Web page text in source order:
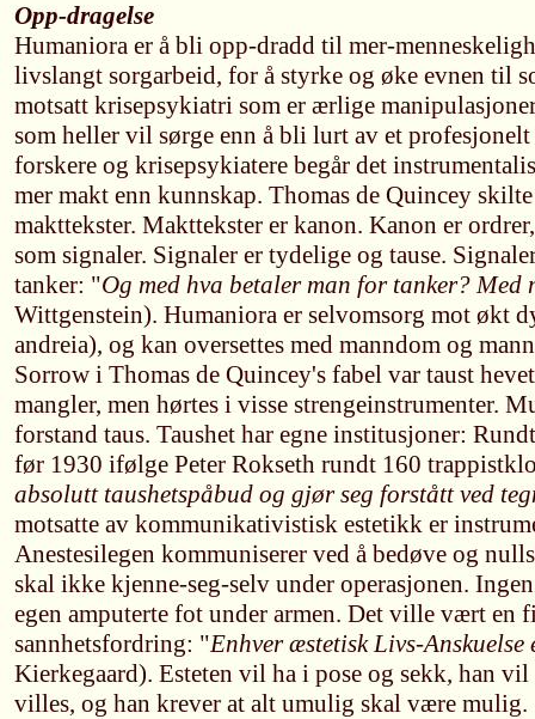
Opp-dragelse
Humaniora er å bli opp-dradd til mer-
livslangt sorgarbeid, for å styrke og øke evnen til
motsatt krisepsykiatri som er ærlige
som heller vil sørge enn å bli lurt av et
forskere og krisepsykiatere begår det
mer makt enn kunnskap. Thomas de Quincey
makttekster. Makttekster er kanon. Kanon er
som signaler. Signaler er tydelige og tause.
tanker: "Og med hva betaler man for tanker? Med
Wittgenstein). Humaniora er selvomsorg mot økt
andreia), og kan oversettes med manndom og
Sorrow i Thomas de Quincey's fabel var taust
mangler, men hørtes i visse strengeinstrumenter.
forstand taus. Taushet har egne institusjoner:
før 1930 ifølge Peter Rokseth rundt 160
absolutt taushetspåbud og gjør seg forstått ved
motsatte av kommunikativistisk estetikk er
Anestesilegen kommuniserer ved å bedøve og
skal ikke kjenne-seg-selv under operasjonen.
egen amputerte fot under armen. Det ville vært en
sannhetsfordring: "Enhver æstetisk Livs-
Kierkegaard). Esteten vil ha i pose og sekk, han
villes, og han krever at alt umulig skal være mulig.